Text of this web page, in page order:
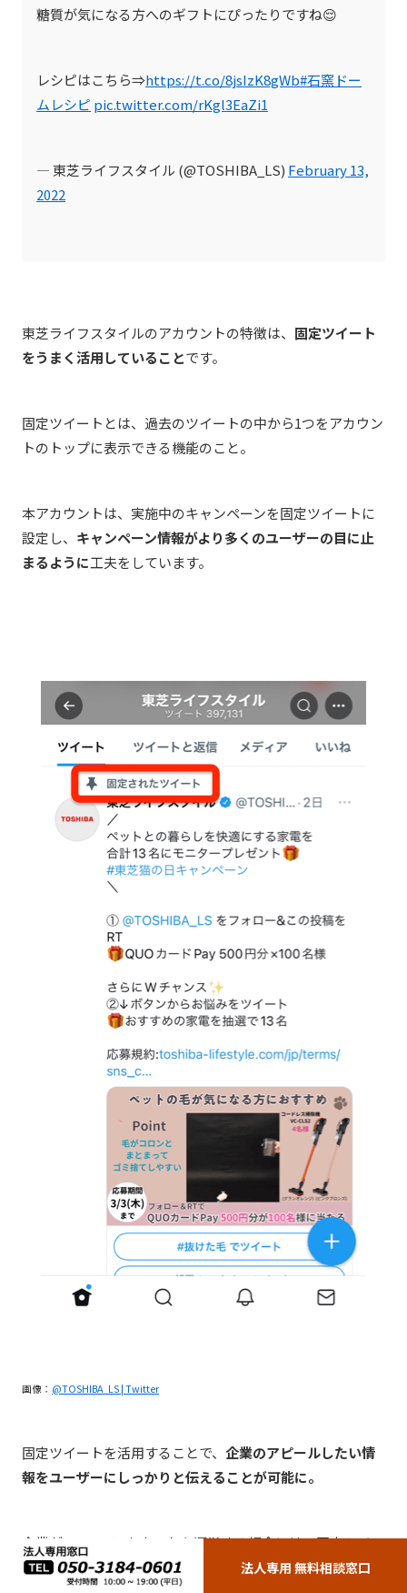
糖質が気になる方へのギフトにぴったりですね😌
レシピはこちら⇒https://t.co/8jsIzK8gWb#石窯ドー
ムレシピ pic.twitter.com/rKgl3EaZi1
— 東芝ライフスタイル (@TOSHIBA_LS) February 13,
2022
東芝ライフスタイルのアカウントの特徴は、 固定ツイート
をうまく活用していることです。
固定ツイートとは、過去のツイートの中から1つをアカウン
トのトップに表示できる機能のこと。
本アカウントは、実施中のキャンペーンを固定ツイートに
設定し、 キャンペーン情報がより多くのユーザーの目に止
まるように工夫をしています。
画像： @TOSHIBA_LS | Twitter
固定ツイートを活用することで、 企業のアピールしたい情
報をユーザーにしっかりと伝えることが可能に。
企業がTwitterアカウントを運営する場合には、固定ツイー
ト機能をぜひ活用していきましょう。法人専用 無料相談窓口